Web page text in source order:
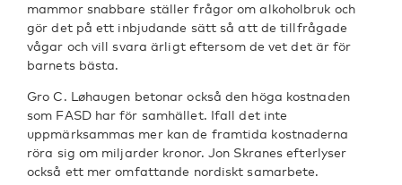
mammor snabbare ställer frågor om alkoholbruk och
gör det på ett inbjudande sätt så att de tillfrågade
vågar och vill svara ärligt eftersom de vet det är för
barnets bästa.
Gro C. Løhaugen betonar också den höga kostnaden
som FASD har för samhället. Ifall det inte
uppmärksammas mer kan de framtida kostnaderna
röra sig om miljarder kronor. Jon Skranes efterlyser
också ett mer omfattande nordiskt samarbete.